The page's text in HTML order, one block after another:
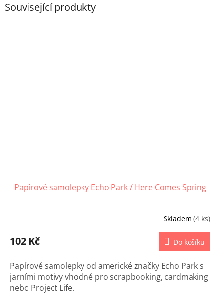
Související produkty
Papírové samolepky Echo Park / Here Comes Spring
Skladem (4 ks)
102 Kč Do košíku
Papírové samolepky od americké značky Echo Park s
jarními motivy vhodné pro scrapbooking, cardmaking
nebo Project Life.